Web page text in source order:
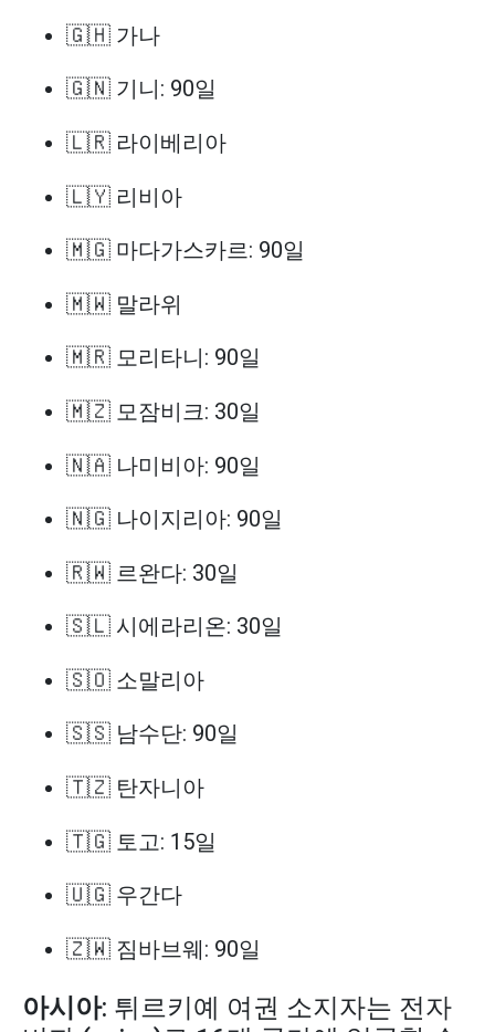
🇬🇭 가나
🇬🇳 기니: 90일
🇱🇷 라이베리아
🇱🇾 리비아
🇲🇬 마다가스카르: 90일
🇲🇼 말라위
🇲🇷 모리타니: 90일
🇲🇿 모잠비크: 30일
🇳🇦 나미비아: 90일
🇳🇬 나이지리아: 90일
🇷🇼 르완다: 30일
🇸🇱 시에라리온: 30일
🇸🇴 소말리아
🇸🇸 남수단: 90일
🇹🇿 탄자니아
🇹🇬 토고: 15일
🇺🇬 우간다
🇿🇼 짐바브웨: 90일
아시아: 튀르키예 여권 소지자는 전자